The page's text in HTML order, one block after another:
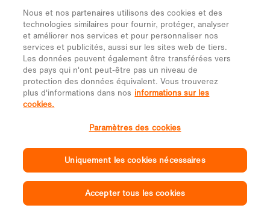
Nous et nos partenaires utilisons des cookies et des
technologies similaires pour fournir, protéger, analyser
et améliorer nos services et pour personnaliser nos
services et publicités, aussi sur les sites web de tiers.
Les données peuvent également être transférées vers
des pays qui n'ont peut-être pas un niveau de
protection des données équivalent. Vous trouverez
plus d'informations dans nos informations sur les
cookies.
Paramètres des cookies
Uniquement les cookies nécessaires
Accepter tous les cookies